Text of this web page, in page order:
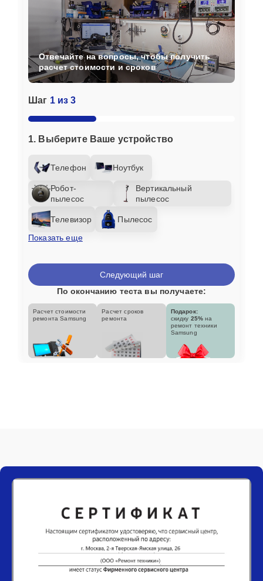
Шаг 1 из 3
1. Выберите Ваше устройство
Телефон Ноутбук
Робот-
пылесос
Вертикальный
пылесос
Телевизор
Пылесос
Показать еще
Отвечайте на вопросы, чтобы получить
расчет стоимости и сроков
Следующий шаг
По окончанию теста вы получаете:
Расчет стоимости
ремонта Samsung
Расчет сроков
ремонта
Подарок:
скидку 25% на
ремонт техники
Samsung